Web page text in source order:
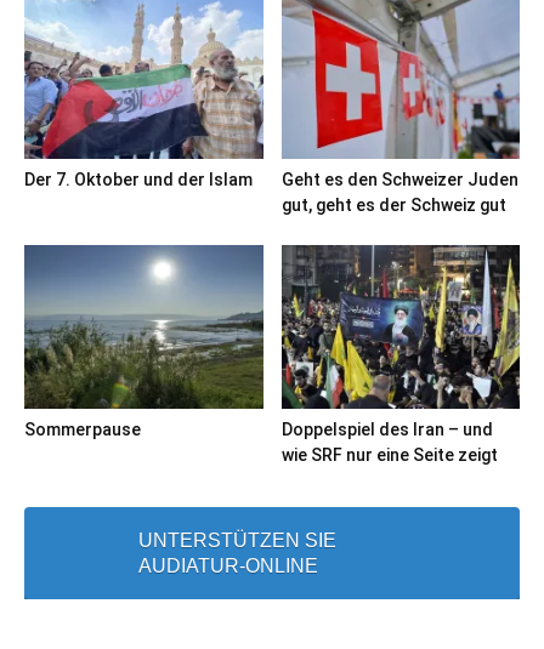
Der 7. Oktober und der Islam
Geht es den Schweizer Juden
gut, geht es der Schweiz gut
Sommerpause
Doppelspiel des Iran – und
wie SRF nur eine Seite zeigt
UNTERSTÜTZEN SIE
AUDIATUR-ONLINE